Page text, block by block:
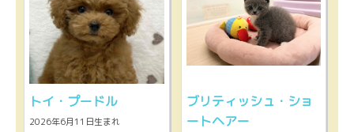
トイ・プードル
2026年6月11日生まれ
ブリティッシュ・ショ
ートヘアー